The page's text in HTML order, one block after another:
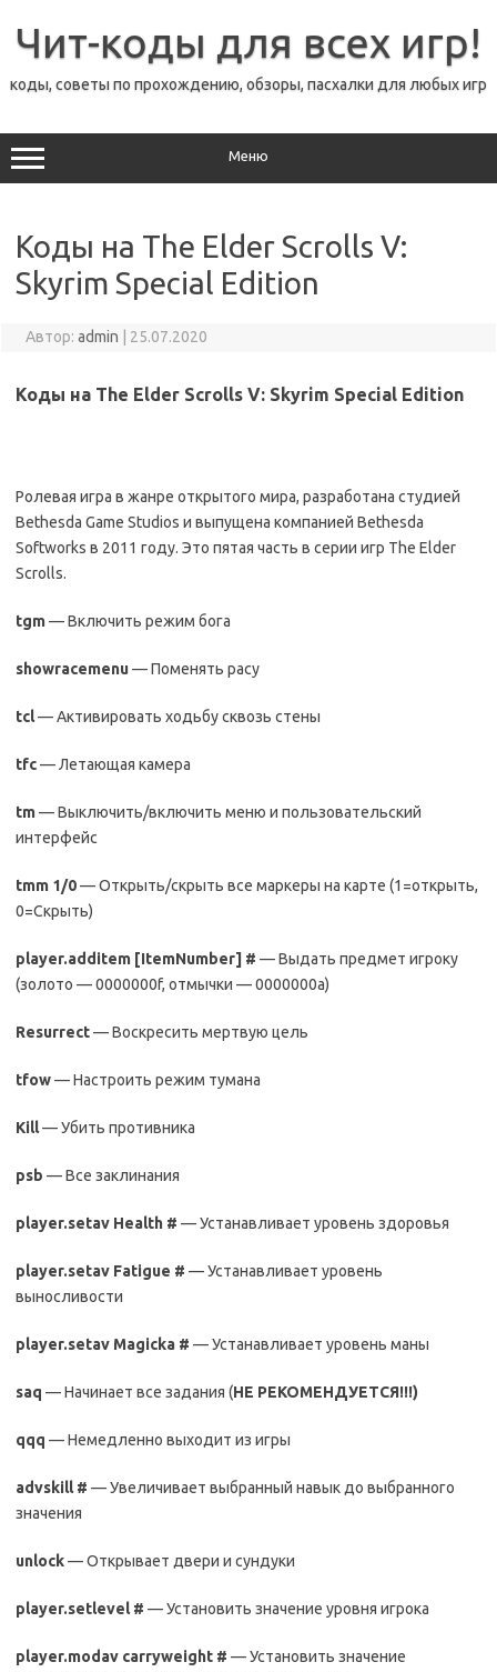
содержимому
Чит-коды для всех игр!
коды, советы по прохождению, обзоры, пасхалки для любых игр
Меню
Коды на The Elder Scrolls V:
Skyrim Special Edition
Автор: admin 25.07.2020
Коды на The Elder Scrolls V: Skyrim Special Edition
Ролевая игра в жанре открытого мира, разработана студией
Bethesda Game Studios и выпущена компанией Bethesda
Softworks в 2011 году. Это пятая часть в серии игр The Elder
Scrolls.
tgm— Включить режим бога
showracemenu— Поменять расу
tcl— Активировать ходьбу сквозь стены
tfc— Летающая камера
tm— Выключить/включить меню и пользовательский
интерфейс
tmm 1/0— Открыть/скрыть все маркеры на карте (1=открыть,
0=Скрыть)
player.additem [ItemNumber] # — Выдать предмет игроку
(золото — 0000000f, отмычки — 0000000a)
Resurrect— Воскресить мертвую цель
tfow— Настроить режим тумана
Kill— Убить противника
psb — Все заклинания
player.setav Health # — Устанавливает уровень здоровья
player.setav Fatigue # — Устанавливает уровень
выносливости
player.setav Magicka # — Устанавливает уровень маны
saq — Начинает все задания (НЕ РЕКОМЕНДУЕТСЯ!!!)
qqq — Немедленно выходит из игры
advskill # — Увеличивает выбранный навык до выбранного
значения
unlock— Открывает двери и сундуки
player.setlevel # — Установить значение уровня игрока
player.modav carryweight # — Установить значение